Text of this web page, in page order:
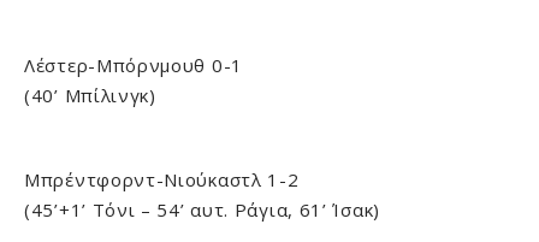
Λέστερ-Μπόρνμουθ 0-1
(40’ Μπίλινγκ)
Μπρέντφορντ-Νιούκαστλ 1-2
(45’+1’ Τόνι – 54’ αυτ. Ράγια, 61’ Ίσακ)